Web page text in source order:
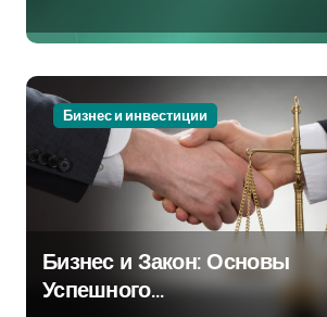
Бизнес и инвестиции
Бизнес и Закон: Основы
Успешного